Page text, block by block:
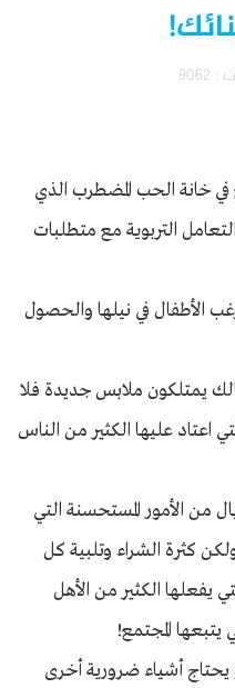
خانة الحب المضطرب الذي
التربوية مع متطلبات
الأطفال في نيلها والحصول
يمتلكون ملابس جديدة فلا
اعتاد عليها الكثير من الناس
من الأمور المستحسنة التي
كثرة الشراء وتلبية كل
يفعلها الكثير من الأهل
يتبعها المجتمع!
أشياء ضرورية أخرى